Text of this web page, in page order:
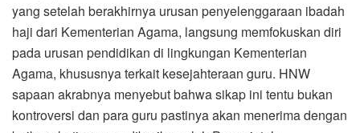
yang setelah berakhirnya urusan penyelenggaraan ibadah
haji dari Kementerian Agama, langsung memfokuskan diri
pada urusan pendidikan di lingkungan Kementerian
Agama, khususnya terkait kesejahteraan guru. HNW
sapaan akrabnya menyebut bahwa sikap ini tentu bukan
kontroversi dan para guru pastinya akan menerima dengan